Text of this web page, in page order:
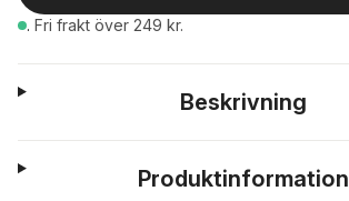
. Fri frakt över 249 kr.
Beskrivning
Produktinformation